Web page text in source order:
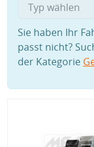
Sie haben Ihr
passt nicht?
der Kategorie